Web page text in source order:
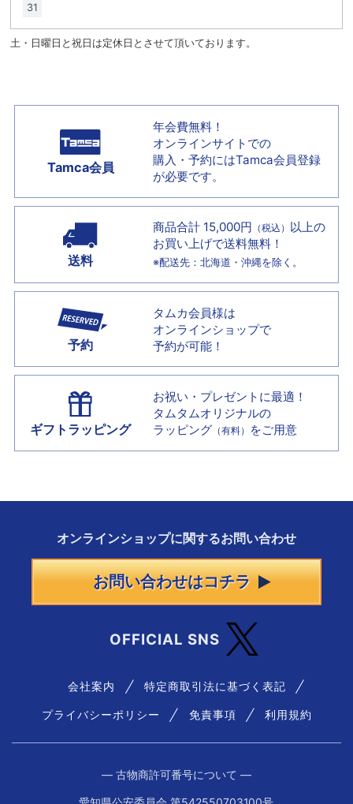
31
土・日曜日と祝日は定休日とさせて頂いております。
Tamca会員
年会費無料！
オンラインサイトでの
購入・予約にはTamca会員登録
が必要です。
送料
商品合計 15,000円 （税込） 以上の
お買い上げで送料無料！
※配送先：北海道・沖縄を除く。
予約
タムカ会員様は
オンラインショップで
予約が可能！
ギフトラッピング
お祝い・プレゼントに最適！
タムタムオリジナルの
ラッピング （有料） をご用意
オンラインショップに関するお問い合わせ
お問い合わせはコチラ
OFFICIAL SNS
会社案内 特定商取引法に基づく表記
プライバシーポリシー 免責事項 利用規約
― 古物商許可番号について ―